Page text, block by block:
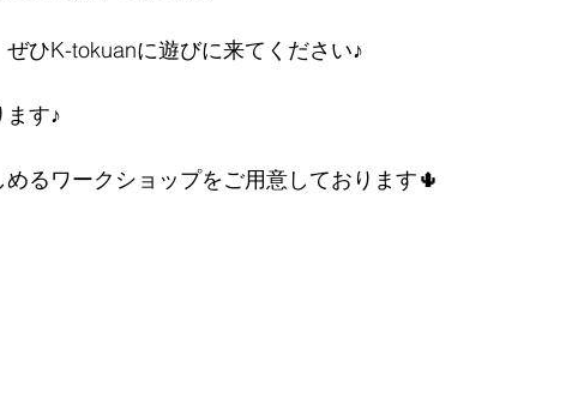
ひK-tokuanに遊びに来てください♪
す♪
るワークショップをご用意しております🌵